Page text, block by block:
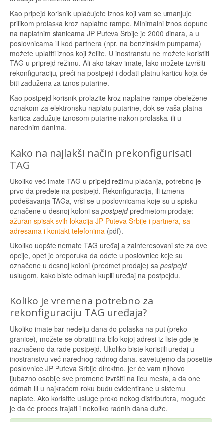
Kao pripejd korisnik uplaćujete iznos koji vam se umanjuje
prilikom prolaska kroz naplatne rampe. Minimalni iznos dopune
na naplatnim stanicama JP Puteva Srbije je 2000 dinara, a u
poslovnicama ili kod partnera (npr. na benzinskim pumpama)
možete uplatiti iznos koji želite. U inostranstu ne možete koristiti
TAG u priprejd režimu. Ali ako takav imate, lako možete izvršiti
rekonfiguraciju, preći na postpejd i dodati platnu karticu koja će
biti zadužena za iznos putarine.
Kao postpejd korisnik prolazite kroz naplatne rampe obeležene
oznakom za elektronsku naplatu putarine, dok se vaša platna
kartica zadužuje iznosom putarine nakon prolaska, ili u
narednim danima.
Kako na najlakši način prekonfigurisati
TAG
Ukoliko već imate TAG u pripejd režimu plaćanja, potrebno je
prvo da pređete na postpejd. Rekonfiguracija, ili izmena
podešavanja TAGa, vrši se u poslovnicama koje su u spisku
označene u desnoj koloni sa postpejdpredmetom prodaje:
ažuran spisak svih lokacija JP Puteva Srbije i partnera, sa
adresama i kontakt telefonima (pdf).
Ukoliko uopšte nemate TAG uređaj a zainteresovani ste za ove
opcije, opet je preporuka da odete u poslovnice koje su
označene u desnoj koloni (predmet prodaje) sa postpejd
uslugom, kako biste odmah kupili uređaj na postpejdu.
Koliko je vremena potrebno za
rekonfiguraciju TAG uređaja?
Ukoliko imate bar nedelju dana do polaska na put (preko
granice), možete se obratiti na bilo kojoj adresi iz liste gde je
naznačeno da rade postpejd. Ukoliko biste koristili uređaj u
inostranstvu već narednog radnog dana, savetujemo da posetite
poslovnice JP Puteva Srbije direktno, jer će vam njihovo
ljubazno osoblje sve promene izvršiti na licu mesta, a da one
odmah ili u najkraćem roku budu evidentirane u sistemu
naplate. Ako koristite usluge preko nekog distributera, moguće
je da će proces trajati i nekoliko radnih dana duže.